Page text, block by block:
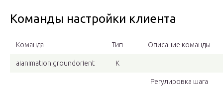
Команды настройки клиента
Команда Тип Описание команды
aianimation.groundorient К
Регулировка шага